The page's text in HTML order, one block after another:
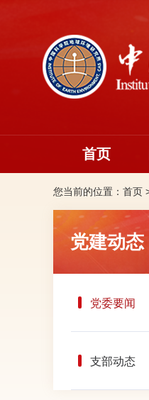
首页
您当前的位置： 首页
党建动态
党委要闻
支部动态